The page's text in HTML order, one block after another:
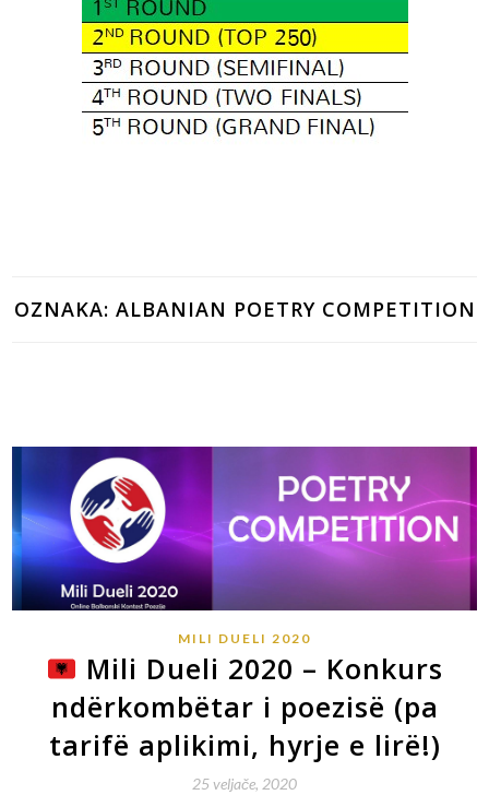
OZNAKA: ALBANIAN POETRY COMPETITION
MILI DUELI 2020
Mili Dueli 2020 – Konkurs
ndërkombëtar i poezisë (pa
tarifë aplikimi, hyrje e lirë!)
25 veljače, 2020